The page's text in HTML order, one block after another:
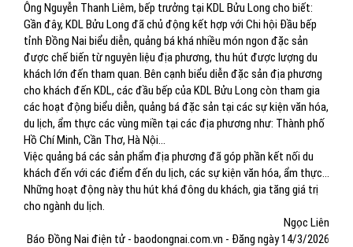
Ông Nguyễn Thanh Liêm, bếp trưởng tại KDL Bửu Long cho biết:
Gần đây, KDL Bửu Long đã chủ động kết hợp với Chi hội Đầu bếp
tỉnh Đồng Nai biểu diễn, quảng bá khá nhiều món ngon đặc sản
được chế biến từ nguyên liệu địa phương, thu hút được lượng du
khách lớn đến tham quan. Bên cạnh biểu diễn đặc sản địa phương
cho khách đến KDL, các đầu bếp của KDL Bửu Long còn tham gia
các hoạt động biểu diễn, quảng bá đặc sản tại các sự kiện văn hóa,
du lịch, ẩm thực các vùng miền tại các địa phương như: Thành phố
Hồ Chí Minh, Cần Thơ, Hà Nội…
Việc quảng bá các sản phẩm địa phương đã góp phần kết nối du
khách đến với các điểm đến du lịch, các sự kiện văn hóa, ẩm thực…
Những hoạt động này thu hút khá đông du khách, gia tăng giá trị
cho ngành du lịch.
Ngọc Liên
Báo Đồng Nai điện tử - baodongnai.com.vn - Đăng ngày 14/3/2026